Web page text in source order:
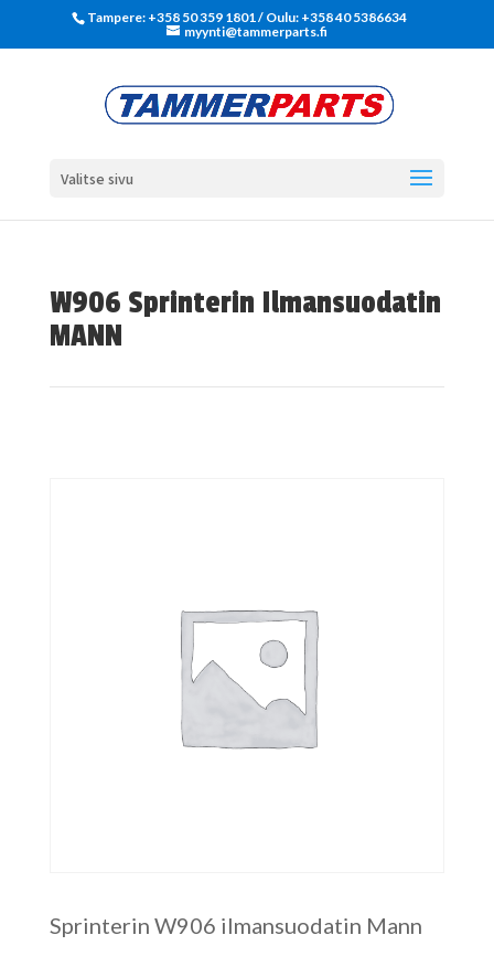
Tampere: +358 50 359 1801‬ / Oulu: +358 40 5386634
myynti@tammerparts.fi
Valitse sivu
W906 Sprinterin Ilmansuodatin
MANN
Sprinterin W906 ilmansuodatin Mann